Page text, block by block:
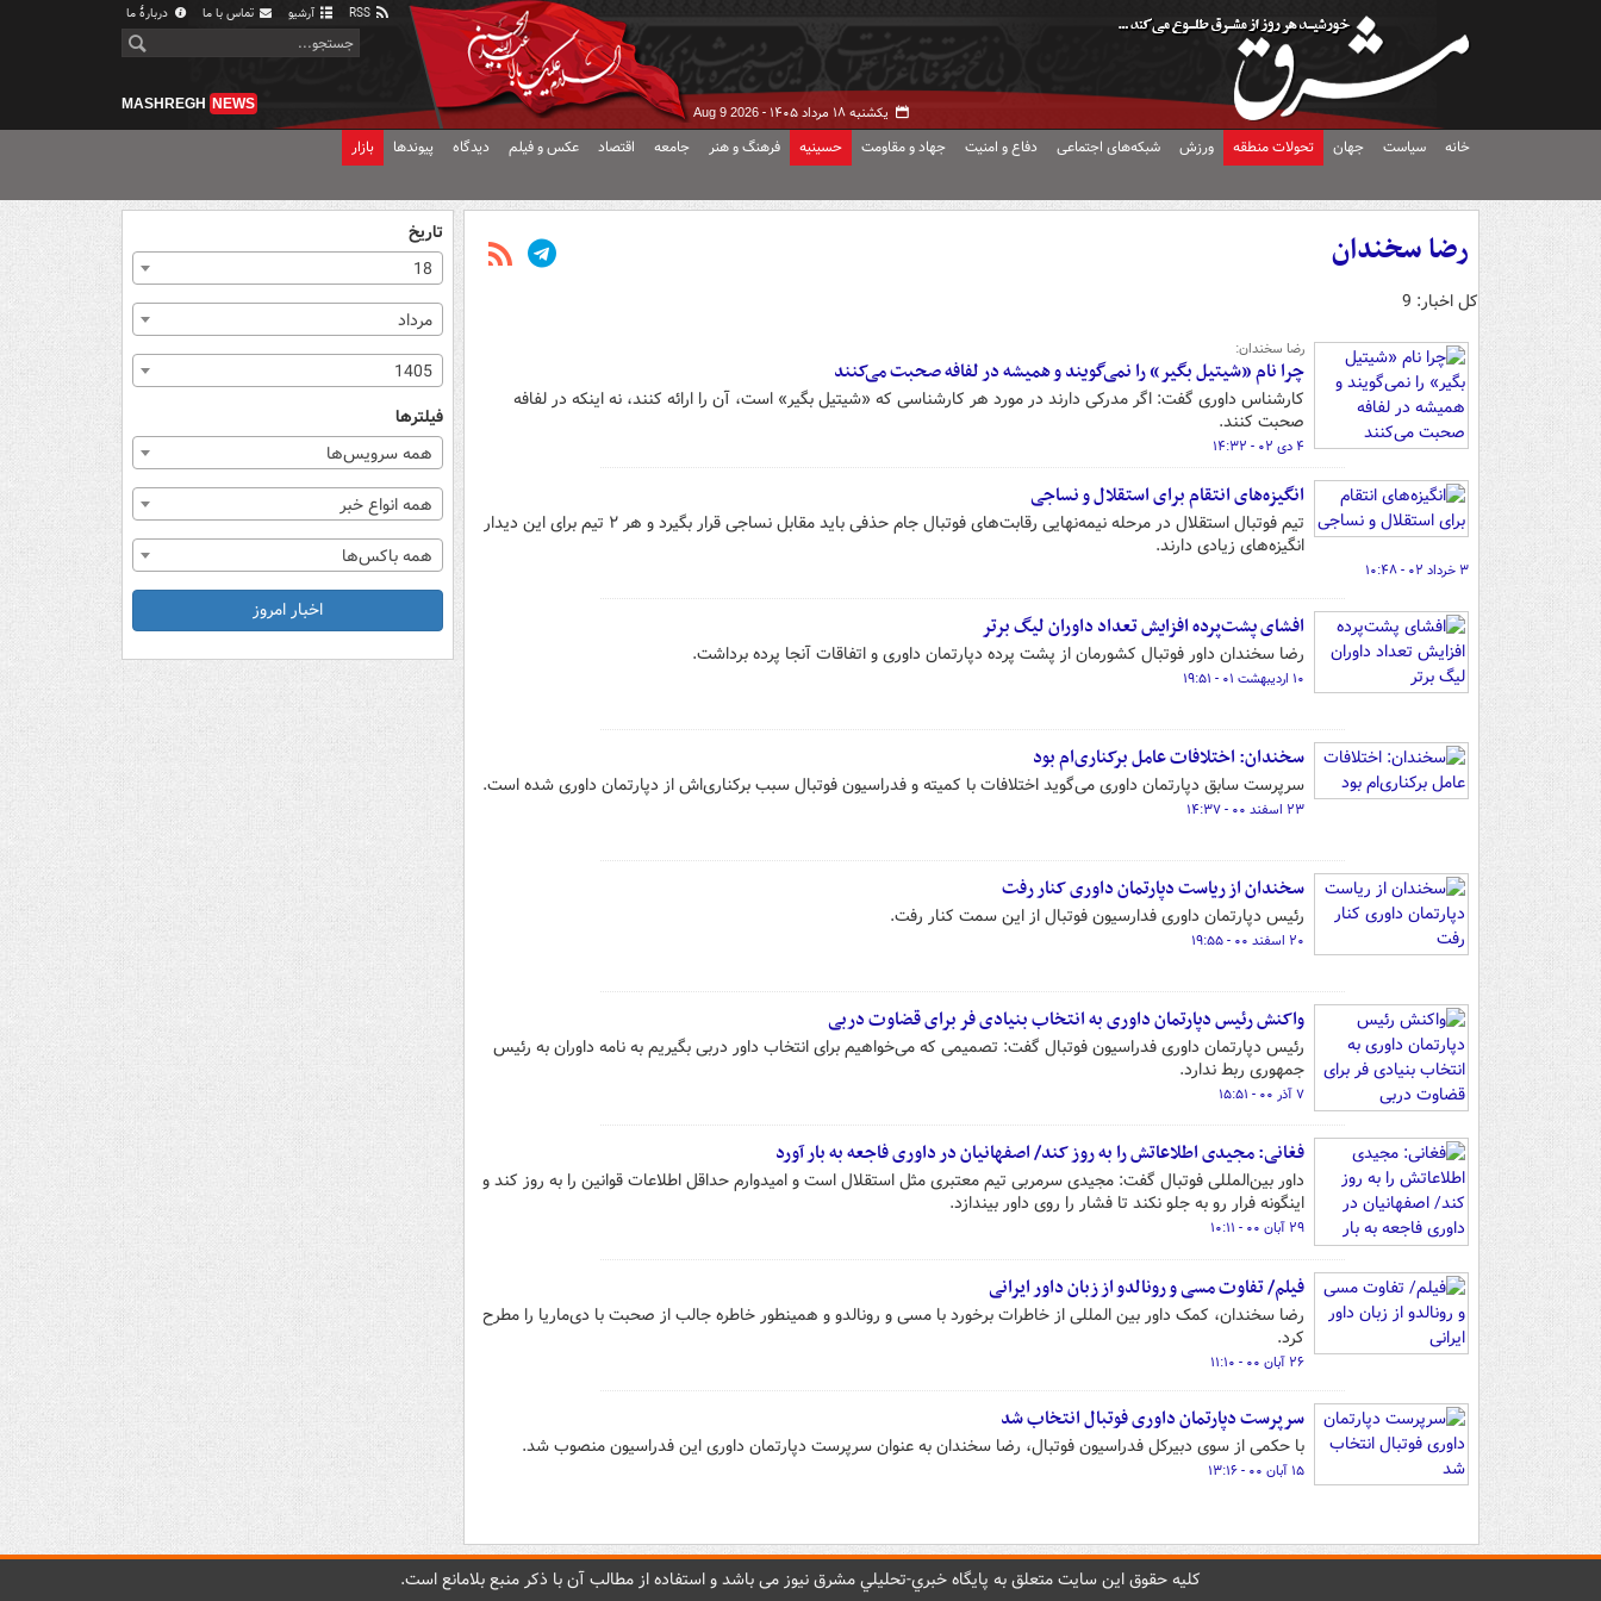
آرشیو تماس با ما دربارهٔ ما
یکشنبه ۱۸ مرداد ۱۴۰۵ - Aug 9 2026
MASHREGH NEWS
خانه سیاست جهان تحولات منطقه ورزش شبکه‌های اجتماعی دفاع و امنیت جهاد و مقاومت حسینیه فرهنگ و هنر جامعه اقتصاد عکس و فیلم دیدگاه پیوندها بازار
رضا سخندان
کل اخبار: 9
رضا سخندان:
چرا نام «شیتیل بگیر» را نمی‌گویند و همیشه در لفافه صحبت می‌کنند
کارشناس داوری گفت: اگر مدرکی دارند در مورد هر کارشناسی که «شیتیل بگیر» است، آن را ارائه کنند، نه اینکه در لفافه
صحبت کنند.
۴ دی ۰۲ - ۱۴:۳۲
انگیزه‌های انتقام برای استقلال و نساجی
تیم فوتبال استقلال در مرحله نیمه‌نهایی رقابت‌های فوتبال جام حذفی باید مقابل نساجی قرار بگیرد و هر ۲ تیم برای این دیدار
انگیزه‌های زیادی دارند.
۳ خرداد ۰۲ - ۱۰:۴۸
افشای پشت‌پرده افزایش تعداد داوران لیگ برتر
رضا سخندان داور فوتبال کشورمان از پشت پرده دپارتمان داوری و اتفاقات آنجا پرده برداشت.
۱۰ اردیبهشت ۰۱ - ۱۹:۵۱
سخندان: اختلافات عامل برکناری‌ام بود
سرپرست سابق دپارتمان داوری می‌گوید اختلافات با کمیته و فدراسیون فوتبال سبب برکناری‌اش از دپارتمان داوری شده است.
۲۳ اسفند ۰۰ - ۱۴:۳۷
سخندان از ریاست دپارتمان داوری کنار رفت
رئیس دپارتمان داوری فدارسیون فوتبال از این سمت کنار رفت.
۲۰ اسفند ۰۰ - ۱۹:۵۵
واکنش رئیس دپارتمان داوری به انتخاب بنیادی فر برای قضاوت دربی
رئیس دپارتمان داوری فدراسیون فوتبال گفت: تصمیمی که می‌خواهیم برای انتخاب داور دربی بگیریم به نامه داوران به رئیس
جمهوری ربط ندارد.
۷ آذر ۰۰ - ۱۵:۵۱
فغانی: مجیدی اطلاعاتش را به روز کند/ اصفهانیان در داوری فاجعه به بار آورد
داور بین‌المللی فوتبال گفت: مجیدی سرمربی تیم معتبری مثل استقلال است و امیدوارم حداقل اطلاعات قوانین را به روز کند و
اینگونه فرار رو به جلو نکند تا فشار را روی داور بیندازد.
۲۹ آبان ۰۰ - ۱۰:۱۱
فیلم/ تفاوت مسی و رونالدو از زبان داور ایرانی
رضا سخندان، کمک داور بین المللی از خاطرات برخورد با مسی و رونالدو و همینطور خاطره جالب از صحبت با دی‌ماریا را مطرح
کرد.
۲۶ آبان ۰۰ - ۱۱:۱۰
سرپرست دپارتمان داوری فوتبال انتخاب شد
با حکمی از سوی دبیرکل فدراسیون فوتبال، رضا سخندان به عنوان سرپرست دپارتمان داوری این فدراسیون منصوب شد.
۱۵ آبان ۰۰ - ۱۳:۱۶
تاریخ
18
مرداد
1405
فیلترها
همه سرویس‌ها
همه انواع خبر
همه باکس‌ها
اخبار امروز
کليه حقوق اين سايت متعلق به پایگاه خبري-تحليلي مشرق نيوز می باشد و استفاده از مطالب آن با ذکر منبع بلامانع است.